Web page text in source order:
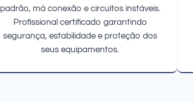
padrão, má conexão e circuitos instáveis.
Profissional certificado garantindo
segurança, estabilidade e proteção dos
seus equipamentos.